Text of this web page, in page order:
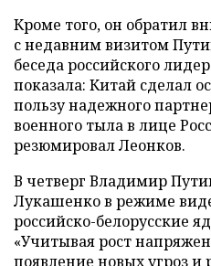
Кроме того, он обратил
с недавним визитом
беседа российского
показала: Китай сделал
пользу надежного
военного тыла в лице
резюмировал Леонков.
В четверг Владимир
Лукашенко в режиме
российско-белорусские
«Учитывая рост
появление новых угроз